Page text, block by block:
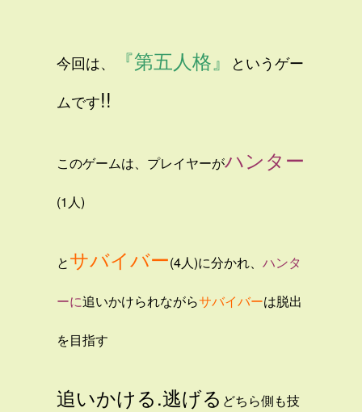
今回は、 『第五人格』
というゲー
ムです!!
このゲームは、プレイヤーがハンター
(1人)
とサバイバー(4人)に分かれ、 ハンタ
ーに追いかけられながらサバイバーは脱出
を目指す
追いかける.逃げる どちら側も技